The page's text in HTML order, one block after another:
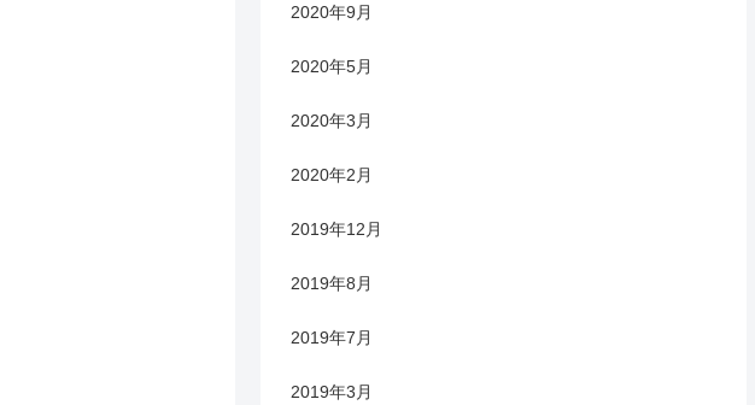
2020年9月
2020年5月
2020年3月
2020年2月
2019年12月
2019年8月
2019年7月
2019年3月